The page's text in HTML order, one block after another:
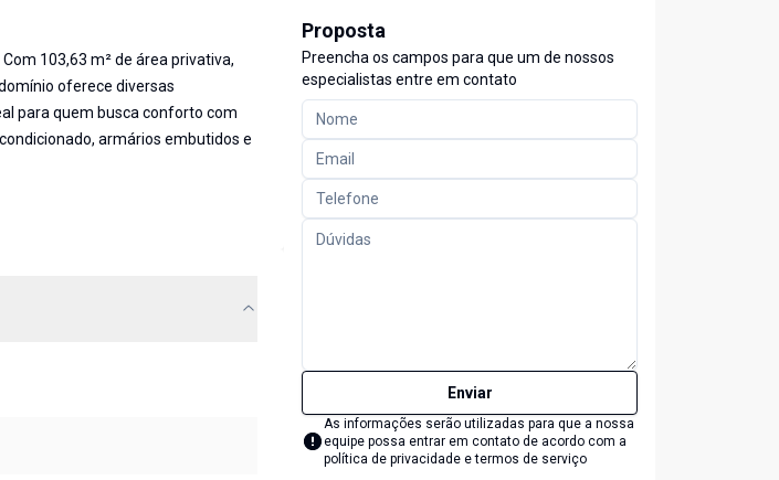
103,63 m² de área privativa,
oferece diversas
para quem busca conforto com
armários embutidos e
Proposta
Preencha os campos para que um de nossos
especialistas entre em contato
Enviar
As informações serão utilizadas para que a nossa
equipe possa entrar em contato de acordo com a
política de privacidade e termos de serviço